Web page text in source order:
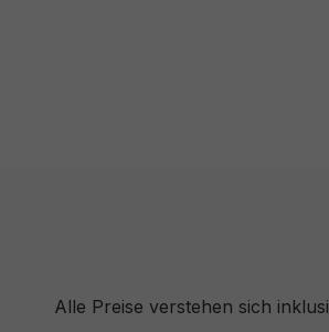
Alle Preise verstehen sich